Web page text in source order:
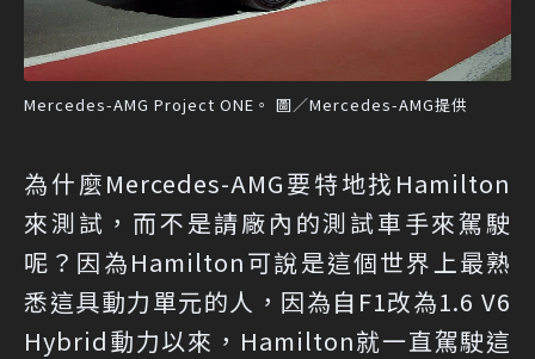
Mercedes-AMG Project ONE。 圖／Mercedes-AMG提供
為什麼Mercedes-AMG要特地找Hamilton
來測試，而不是請廠內的測試車手來駕駛
呢？因為Hamilton可說是這個世界上最熟
悉這具動力單元的人，因為自F1改為1.6 V6
Hybrid動力以來，Hamilton就一直駕駛這